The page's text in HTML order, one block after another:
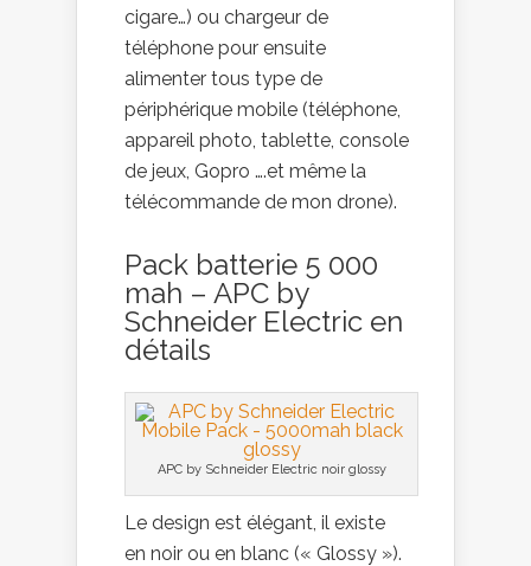
cigare…) ou chargeur de
téléphone pour ensuite
alimenter tous type de
périphérique mobile (téléphone,
appareil photo, tablette, console
de jeux, Gopro ….et même la
télécommande de mon drone).
Pack batterie 5 000
mah – APC by
Schneider Electric en
détails
APC by Schneider Electric noir glossy
Le design est élégant, il existe
en noir ou en blanc (« Glossy »).